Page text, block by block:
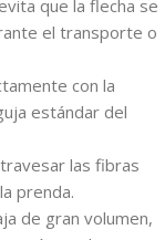
que la flecha se
el transporte o
con la
estándar del
las fibras
prenda.
de gran volumen,